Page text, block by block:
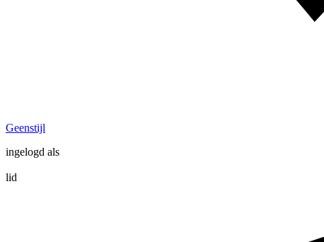
Geenstijl
ingelogd als
lid